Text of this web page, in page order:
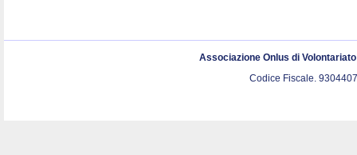
Associazione Onlus di
Codice Fiscale.